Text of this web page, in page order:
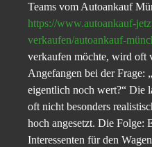
Teams vom Autoankauf
https://www.autoankauf-
verkaufen/autoankauf-
verkaufen möchte, wird oft
Angefangen bei der Frage:
eigentlich noch wert?“ Die
oft nicht besonders
hoch angesetzt. Die Folge:
Interessenten für den